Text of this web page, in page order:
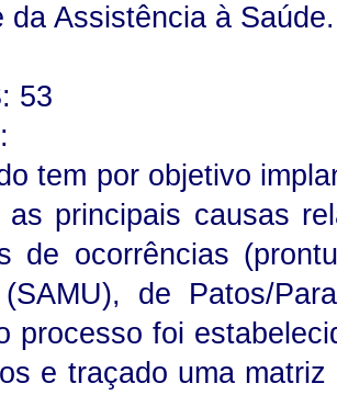
da Assistência à
53
tem por objetivo
as principais causas
de ocorrências
(SAMU), de Patos/
processo foi
e traçado uma